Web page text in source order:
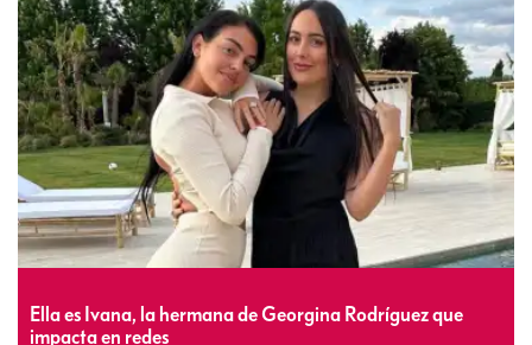
Ella es Ivana, la hermana de Georgina Rodríguez que
impacta en redes